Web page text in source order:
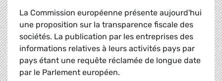
La Commission européenne présente aujourd'hui
une proposition sur la transparence fiscale des
sociétés. La publication par les entreprises des
informations relatives à leurs activités pays par
pays étant une requête réclamée de longue date
par le Parlement européen.